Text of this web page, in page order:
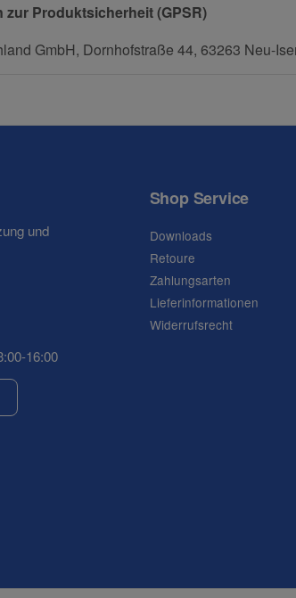
zur Produktsicherheit (GPSR)
GmbH, Dornhofstraße 44, 63263 Neu-
und
16:00
Shop Service
Downloads
Retoure
Zahlungsarten
Lieferinformationen
Widerrufsrecht